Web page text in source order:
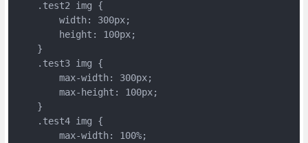
    .test2 img {
        width: 300px;
        height: 100px;
    }
    .test3 img {
        max-width: 300px;
        max-height: 100px;
    }
    .test4 img {
        max-width: 100%;